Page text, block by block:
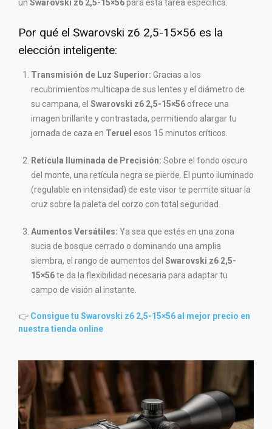
un Swarovski z6 2,5-15×56para esta tarea específica.
Por qué el Swarovski z6 2,5-15×56 es la
elección inteligente:
Transmisión de Luz Superior: Gracias a los
recubrimientos multicapa de sus lentes y el diámetro de
su campana, el Swarovski z6 2,5-15×56 ofrece una
imagen brillante y contrastada, permitiendo alargar tu
jornada de caza en Teruel esos 15 minutos críticos.
Retícula Iluminada de Precisión: Sobre el fondo oscuro
del monte, una retícula negra se pierde. El punto iluminado
(regulable en intensidad) de este visor te permite situar la
cruz sobre la paleta del corzo con total seguridad.
Aumentos Versátiles: Ya sea que estés en una zona
sucia de bosque cerrado o dominando una amplia
siembra, el rango de aumentos del Swarovski z6 2,5-
15×56te da la flexibilidad necesaria para adaptar tu
campo de visión al instante.
👉 Consigue tu Swarovski z6 2,5-15×56 al mejor precio en
nuestra tienda online